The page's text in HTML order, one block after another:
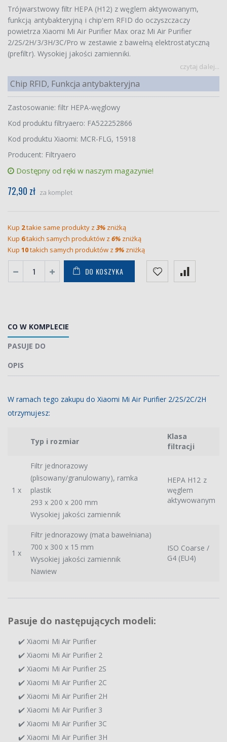
Trójwarstwowy filtr HEPA (H12) z węglem aktywowanym,
funkcją antybakteryjną i chip'em RFID do oczyszczaczy
powietrza Xiaomi Mi Air Purifier Max oraz Mi Air Purifier
2/2S/2H/3/3H/3C/Pro w zestawie z bawełną elektrostatyczną
(prefiltr). Wysokiej jakości zamienniki.
czytaj dalej...
Chip RFID, Funkcja antybakteryjna
Zastosowanie: filtr HEPA-węglowy
Kod produktu filtryaero: FA522252866
Kod produktu Xiaomi: MCR-FLG, 15918
Producent: Filtryaero
Dostępny od ręki w naszym magazynie!
72,90 zł za komplet
Kup 2takie same produkty z 3% zniżką
Kup 6takich samych produktów z 6% zniżką
Kup 10takich samych produktów z 9% zniżką
DO KOSZYKA
CO W KOMPLECIE
PASUJE DO
OPIS
W ramach tego zakupu do Xiaomi Mi Air Purifier 2/2S/2C/2H
otrzymujesz:
Typ i rozmiar
Klasa
filtracji
1 x
Filtr jednorazowy
(plisowany/granulowany), ramka
plastik
293 x 200 x 200 mm
Wysokiej jakości zamiennik
HEPA H12 z
węglem
aktywowanym
1 x
Filtr jednorazowy (mata bawełniana)
700 x 300 x 15 mm
Wysokiej jakości zamiennik
Nawiew
ISO Coarse /
G4 (EU4)
Pasuje do następujących modeli:
✔️ Xiaomi Mi Air Purifier
✔️ Xiaomi Mi Air Purifier 2
✔️ Xiaomi Mi Air Purifier 2S
✔️ Xiaomi Mi Air Purifier 2C
✔️ Xiaomi Mi Air Purifier 2H
✔️ Xiaomi Mi Air Purifier 3
✔️ Xiaomi Mi Air Purifier 3C
✔️ Xiaomi Mi Air Purifier 3H